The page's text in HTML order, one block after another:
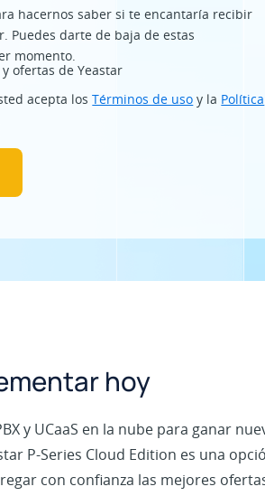
hacernos saber si te encantaría recibir
Puedes darte de baja de estas
momento.
ofertas de Yeastar
acepta losTérminos de uso y la Política
hoy
y UCaaS en la nube para ganar
P-Series Cloud Edition es una
con confianza las mejores